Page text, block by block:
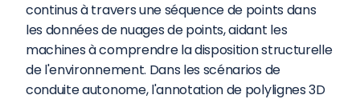
continus à travers une séquence de points dans
les données de nuages de points, aidant les
machines à comprendre la disposition structurelle
de l'environnement. Dans les scénarios de
conduite autonome, l'annotation de polylignes 3D